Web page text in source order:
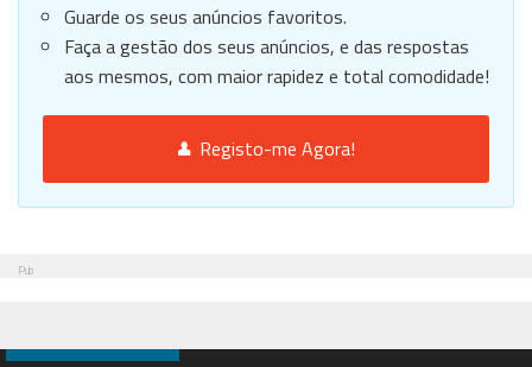
Guarde os seus anúncios favoritos.
Faça a gestão dos seus anúncios, e das respostas
aos mesmos, com maior rapidez e total comodidade!
Registo-me Agora!
Pub